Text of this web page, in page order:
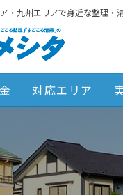
・九州エリアで身近な整理・
対応エリア